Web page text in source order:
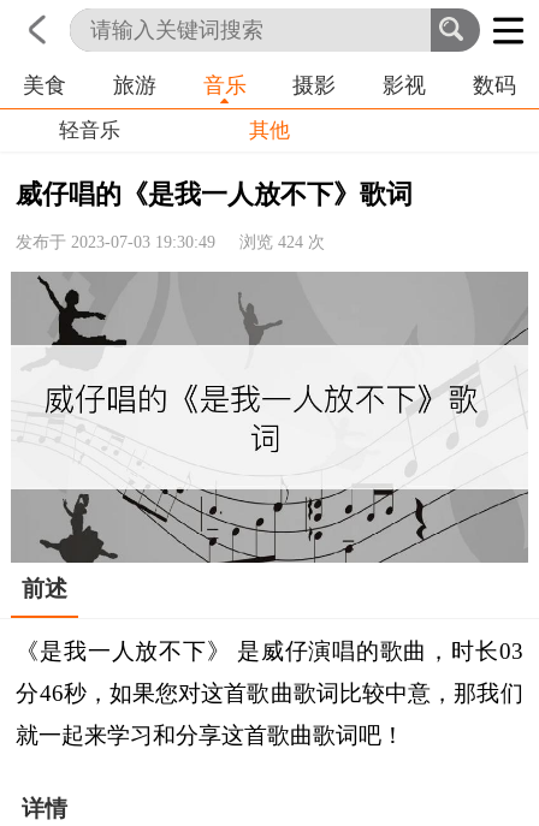
首页 科技 生活 职业
美食 旅游 音乐 摄影 影视 数码
轻音乐 其他
威仔唱的《是我一人放不下》歌词
发布于 2023-07-03 19:30:49 浏览424 次
前述
《是我一人放不下》 是威仔演唱的歌曲，时长03
分46秒，如果您对这首歌曲歌词比较中意，那我们
就一起来学习和分享这首歌曲歌词吧！
详情